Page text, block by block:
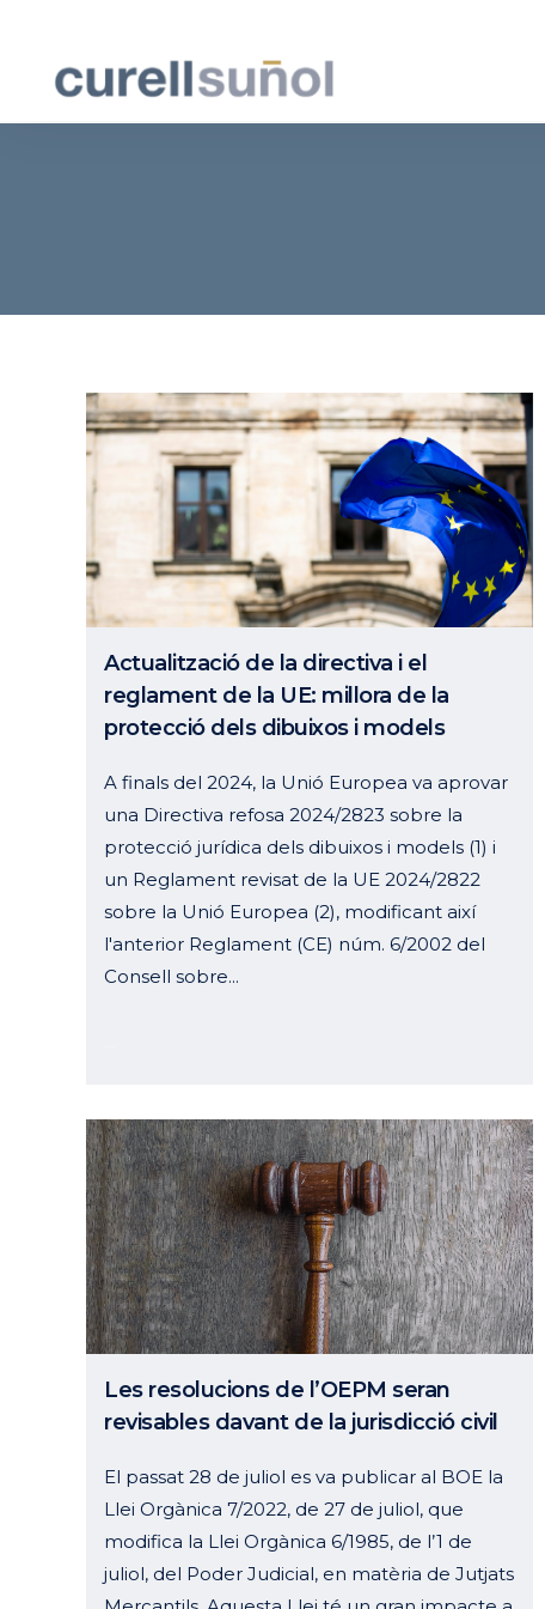
Actualització de la directiva i el
reglament de la UE: millora de la
protecció dels dibuixos i models
A finals del 2024, la Unió Europea va aprovar
una Directiva refosa 2024/2823 sobre la
protecció jurídica dels dibuixos i models (1) i
un Reglament revisat de la UE 2024/2822
sobre la Unió Europea (2), modificant així
l'anterior Reglament (CE) núm. 6/2002 del
Consell sobre...
Les resolucions de l’OEPM seran
revisables davant de la jurisdicció civil
El passat 28 de juliol es va publicar al BOE la
Llei Orgànica 7/2022, de 27 de juliol, que
modifica la Llei Orgànica 6/1985, de l’1 de
juliol, del Poder Judicial, en matèria de Jutjats